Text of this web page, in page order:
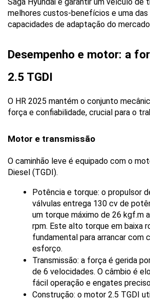
melhores custos-benefícios e uma das
capacidades de adaptação do
Desempenho e motor: a
2.5 TGDI
O HR 2025 mantém o conjunto
força e confiabilidade, crucial para o
Motor e transmissão
O caminhão leve é equipado com o
Diesel (TGDI).
Potência e torque: o propulsor
válvulas entrega 130 cv de
um torque máximo de 26 kgf.m
rpm. Este alto torque em baixa
fundamental para arrancar com
esforço.
Transmissão: a força é gerida
de 6 velocidades. O câmbio é
fácil operação e engates
Construção: o motor 2.5 TGDI